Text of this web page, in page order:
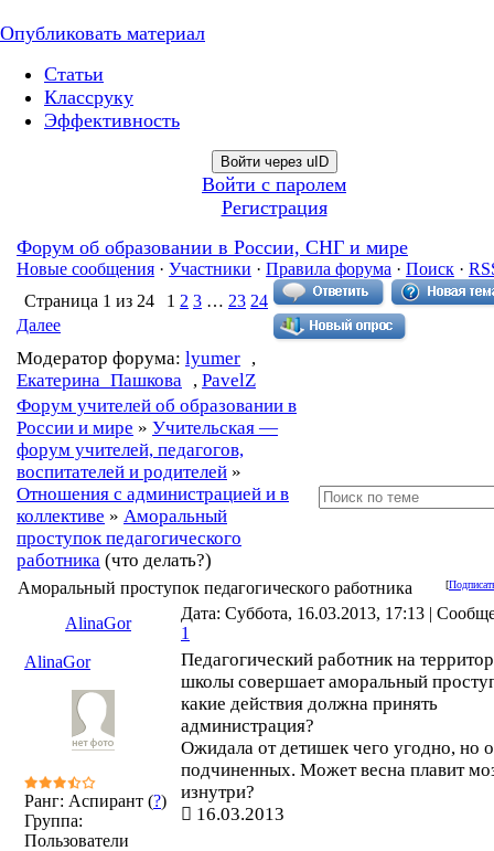
Опубликовать материал
Статьи
Классруку
Эффективность
Войти через uID
Войти с паролем
Регистрация
Форум об образовании в России, СНГ и мире
Новые сообщения · Участники · Правила форума · Поиск ·
Страница 1 из 24 1 2 3 … 23 24
Далее
Модератор форума: lyumer ,
Екатерина_Пашкова , PavelZ
Форум учителей об образовании в
России и мире » Учительская —
форум учителей, педагогов,
воспитателей и родителей »
Отношения с администрацией и в
коллективе » Аморальный
проступок педагогического
работника (что делать?)
[
Аморальный проступок педагогического работника
AlinaGor
Дата: Суббота, 16.03.2013, 17:13 |
1
AlinaGor
Ранг: Аспирант (?)
Группа:
Пользователи
Педагогический работник на
школы совершает аморальный
какие действия должна принять
администрация?
Ожидала от детишек чего угодно, но
подчиненных. Может весна плавит
изнутри?
16.03.2013